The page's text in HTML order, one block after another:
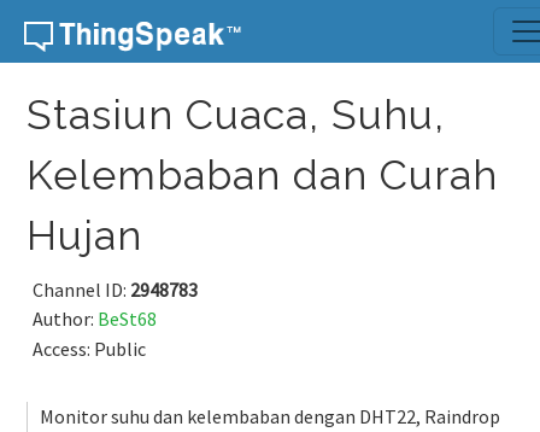
Skip to content
Stasiun Cuaca, Suhu,
Kelembaban dan Curah
Hujan
Channel ID: 2948783
Author: BeSt68
Access: Public
Monitor suhu dan kelembaban dengan DHT22, Raindrop